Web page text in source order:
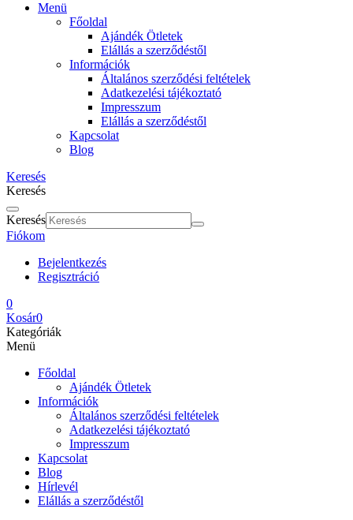
Menü
Főoldal
Ajándék Ötletek
Elállás a szerződéstől
Információk
Általános szerződési feltételek
Adatkezelési tájékoztató
Impresszum
Elállás a szerződéstől
Kapcsolat
Blog
Keresés
Keresés
Keresés
Fiókom
Bejelentkezés
Regisztráció
0
Kosár0
Kategóriák
Menü
Főoldal
Ajándék Ötletek
Információk
Általános szerződési feltételek
Adatkezelési tájékoztató
Impresszum
Kapcsolat
Blog
Hírlevél
Elállás a szerződéstől